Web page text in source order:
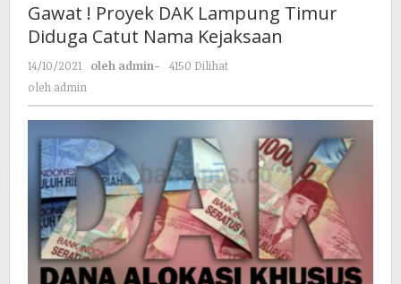
Gawat ! Proyek DAK Lampung Timur
Diduga Catut Nama Kejaksaan
14/10/2021 oleh admin-
4150 Dilihat
oleh admin